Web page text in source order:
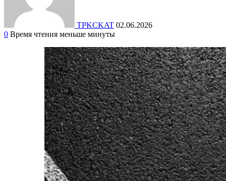
TPKCKAT 02.06.2026
0 Время чтения меньше минуты